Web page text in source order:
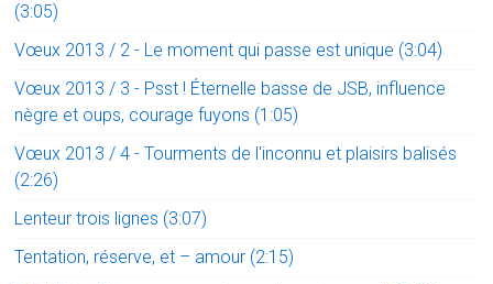
(3:05)
Vœux 2013 / 2 - Le moment qui passe est unique (3:04)
Vœux 2013 / 3 - Psst ! Éternelle basse de JSB, influence
nègre et oups, courage fuyons (1:05)
Vœux 2013 / 4 - Tourments de l'inconnu et plaisirs balisés
(2:26)
Lenteur trois lignes (3:07)
Tentation, réserve, et – amour (2:15)